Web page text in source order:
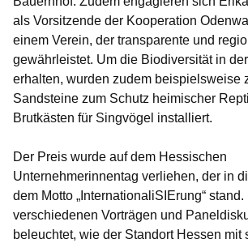
als Vorsitzende der Kooperation
einem Verein, der transparente und
gewährleistet. Um die Biodiversität in
erhalten, wurden zudem beispielsweise
Sandsteine zum Schutz heimischer
Brutkästen für Singvögel installiert.
Der Preis wurde auf dem Hessischen
Unternehmerinnentag verliehen, der in
dem Motto „InternationaliSIErung“ stand.
verschiedenen Vorträgen und
beleuchtet, wie der Standort Hessen mit